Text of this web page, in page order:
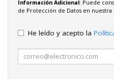
Información Adicional: Puede
de Protección de Datos en nuestra
He leído y acepto la